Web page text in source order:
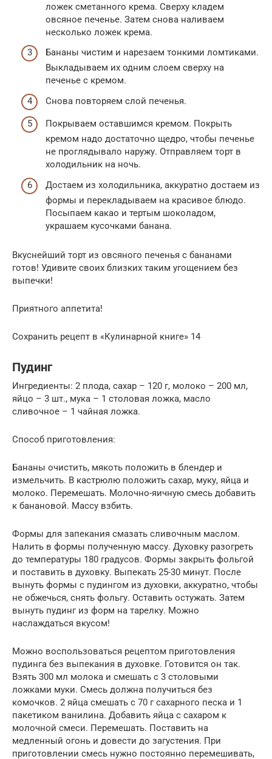
ложек сметанного крема. Сверху кладем
овсяное печенье. Затем снова наливаем
несколько ложек крема.
Бананы чистим и нарезаем тонкими ломтиками.
Выкладываем их одним слоем сверху на
печенье с кремом.
Снова повторяем слой печенья.
Покрываем оставшимся кремом. Покрыть
кремом надо достаточно щедро, чтобы печенье
не проглядывало наружу. Отправляем торт в
холодильник на ночь.
Достаем из холодильника, аккуратно достаем из
формы и перекладываем на красивое блюдо.
Посыпаем какао и тертым шоколадом,
украшаем кусочками банана.
Вкуснейший торт из овсяного печенья с бананами
готов! Удивите своих близких таким угощением без
выпечки!
Приятного аппетита!
Сохранить рецепт в «Кулинарной книге» 14
Пудинг
Ингредиенты: 2 плода, сахар – 120 г, молоко – 200 мл,
яйцо – 3 шт., мука – 1 столовая ложка, масло
сливочное – 1 чайная ложка.
Способ приготовления:
Бананы очистить, мякоть положить в блендер и
измельчить. В кастрюлю положить сахар, муку, яйца и
молоко. Перемешать. Молочно-яичную смесь добавить
к банановой. Массу взбить.
Формы для запекания смазать сливочным маслом.
Налить в формы полученную массу. Духовку разогреть
до температуры 180 градусов. Формы закрыть фольгой
и поставить в духовку. Выпекать 25-30 минут. После
вынуть формы с пудингом из духовки, аккуратно, чтобы
не обжечься, снять фольгу. Оставить остужать. Затем
вынуть пудинг из форм на тарелку. Можно
наслаждаться вкусом!
Можно воспользоваться рецептом приготовления
пудинга без выпекания в духовке. Готовится он так.
Взять 300 мл молока и смешать с 3 столовыми
ложками муки. Смесь должна получиться без
комочков. 2 яйца смешать с 70 г сахарного песка и 1
пакетиком ванилина. Добавить яйца с сахаром к
молочной смеси. Перемешать. Поставить на
медленный огонь и довести до загустения. При
приготовлении смесь нужно постоянно перемешивать,